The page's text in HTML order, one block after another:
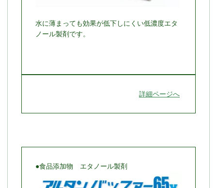
水に薄まっても効果が低下しにくい低濃度エタ
ノール製剤です。
詳細ページへ
●食品添加物 エタノール製剤